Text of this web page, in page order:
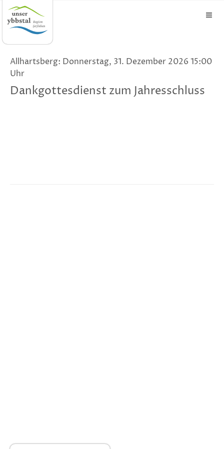
Allhartsberg: Donnerstag, 31. Dezember 2026 15:00
Uhr
Dankgottesdienst zum Jahresschluss